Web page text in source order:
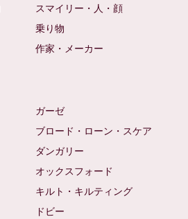
スマイリー・人・顔
乗り物
作家・メーカー
ガーゼ
ブロード・ローン・スケア
ダンガリー
オックスフォード
キルト・キルティング
ドビー